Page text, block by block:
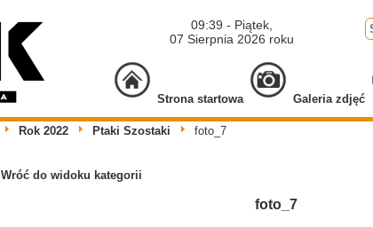
09:39 - Piątek,
07 Sierpnia 2026 roku
Galeria zdjęć
Strona startowa
Rok 2022 Ptaki Szostaki foto_7
Wróć do widoku kategorii
foto_7